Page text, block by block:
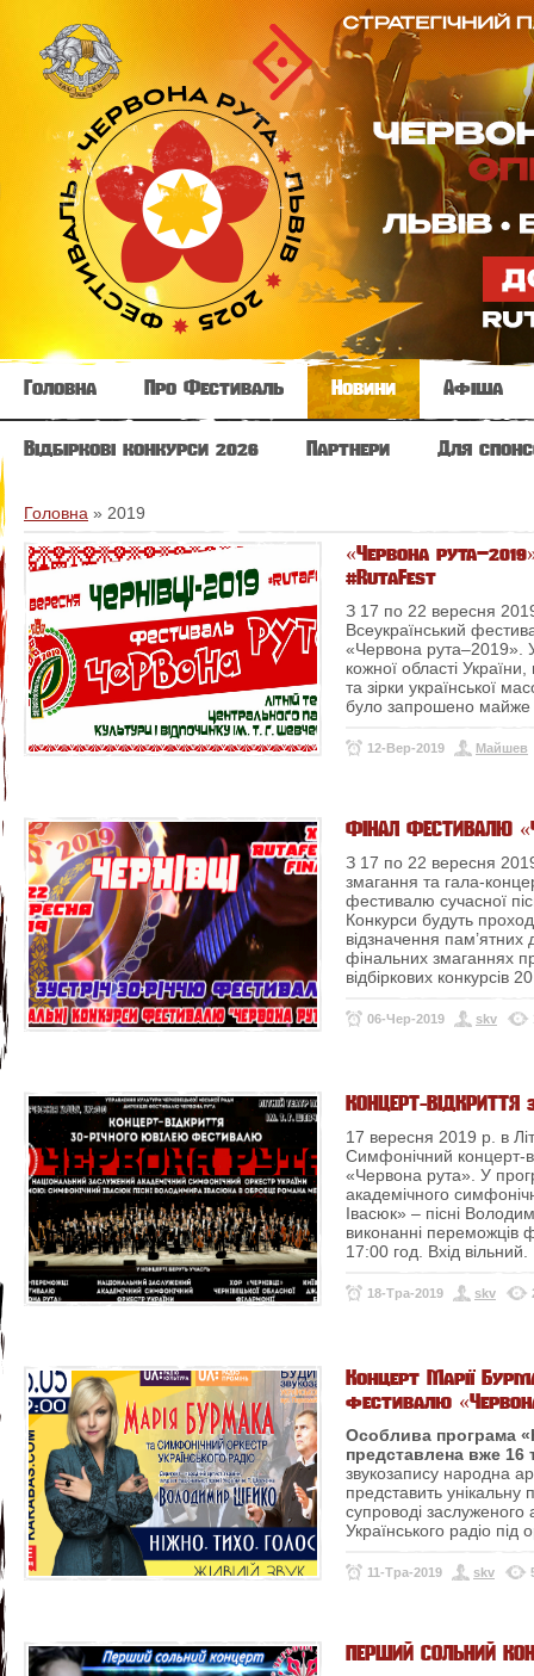
Головна Про Фестиваль Новини Афіша
Відбіркові конкурси 2026 Партнери Для
Головна » 2019
«Червона
#RutaFest
З 17 по 22 вересня
Всеукраїнський
«Червона рута–2019».
кожної області
та зірки української
було запрошено майже
12-Вер-2019 Майшев
ФІНАЛ ФЕСТИВАЛЮ
З 17 по 22 вересня
змагання та гала-
фестивалю сучасної
Конкурси будуть
відзначення пам’ятних
фінальних змаганнях
відбіркових
06-Чер-2019 skv
КОНЦЕРТ-ВІДКРИТТЯ
17 вересня 2019 р. в
Симфонічний концерт-
«Червона рута». У
академічного
Івасюк» – пісні
виконанні переможців
17:00 год. Вхід вільний.
18-Тра-2019 skv
Концерт Марії
фестивалю
Особлива програма
представлена вже 16
звукозапису народна
представить
супроводі заслуженого
Українського радіо
11-Тра-2019 skv
ПЕРШИЙ СОЛЬНИЙ